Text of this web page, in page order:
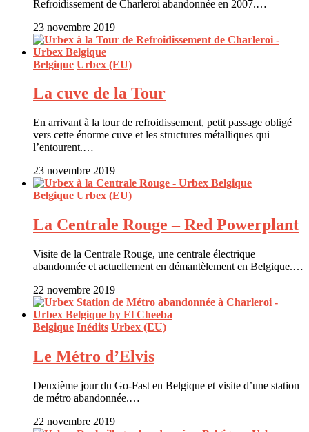
Refroidissement de Charleroi abandonnée en 2007.…
23 novembre 2019
Belgique Urbex (EU)
La cuve de la Tour
En arrivant à la tour de refroidissement, petit passage obligé
vers cette énorme cuve et les structures métalliques qui
l’entourent.…
23 novembre 2019
Belgique Urbex (EU)
La Centrale Rouge – Red Powerplant
Visite de la Centrale Rouge, une centrale électrique
abandonnée et actuellement en démantèlement en Belgique.…
22 novembre 2019
Belgique Inédits Urbex (EU)
Le Métro d’Elvis
Deuxième jour du Go-Fast en Belgique et visite d’une station
de métro abandonnée.…
22 novembre 2019